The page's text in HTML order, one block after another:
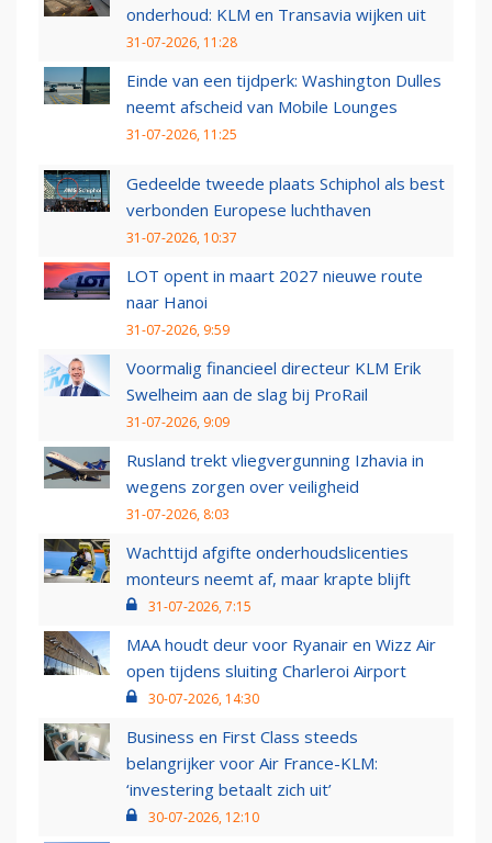
onderhoud: KLM en Transavia wijken uit
31-07-2026, 11:28
Einde van een tijdperk: Washington Dulles
neemt afscheid van Mobile Lounges
31-07-2026, 11:25
Gedeelde tweede plaats Schiphol als best
verbonden Europese luchthaven
31-07-2026, 10:37
LOT opent in maart 2027 nieuwe route
naar Hanoi
31-07-2026, 9:59
Voormalig financieel directeur KLM Erik
Swelheim aan de slag bij ProRail
31-07-2026, 9:09
Rusland trekt vliegvergunning Izhavia in
wegens zorgen over veiligheid
31-07-2026, 8:03
Wachttijd afgifte onderhoudslicenties
monteurs neemt af, maar krapte blijft
31-07-2026, 7:15
MAA houdt deur voor Ryanair en Wizz Air
open tijdens sluiting Charleroi Airport
30-07-2026, 14:30
Business en First Class steeds
belangrijker voor Air France-KLM:
‘investering betaalt zich uit’
30-07-2026, 12:10